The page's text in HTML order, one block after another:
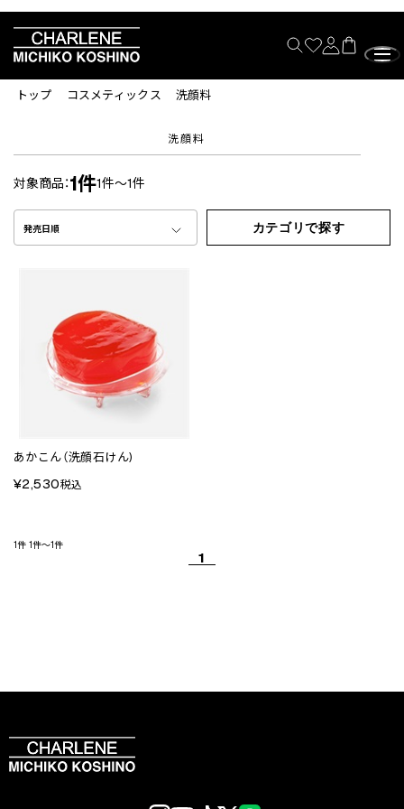
トップ コスメティックス 洗顔料
洗顔料
対象商品：1件1件～1件
発売日順 カテゴリで探す
あかこん（洗顔石けん)
¥2,530税込
1件 1件～1件
1